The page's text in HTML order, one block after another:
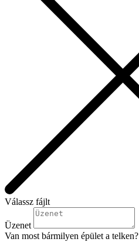
Válassz fájlt
Üzenet
Van most bármilyen épület a telken?